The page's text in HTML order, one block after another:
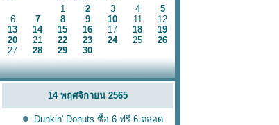
1
2 3 4
5
6
7 8 9 10 11
12
13
14 15 16 17 18
19
20
21 22 23 24 25
26
27
28 29 30
14 พฤศจิกายน 2565
Dunkin' Donuts ซื้อ 6 ฟรี 6 ตลอด